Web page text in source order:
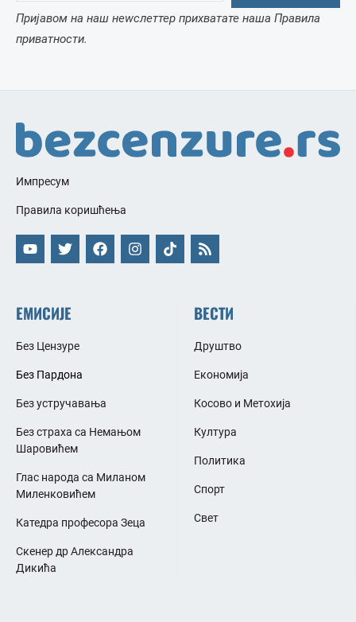
Пријавом на наш неwслеттер прихватате наша Правила
приватности.
Импресум
Правила коришћења
ЕМИСИЈЕ
Без Цензуре
Без Пардона
Без устручавања
Без страха са Немањом
Шаровићем
Глас народа са Миланом
Миленковићем
Катедра професора Зеца
Скенер др Александра
Дикића
ВЕСТИ
Друштво
Економија
Косово и Метохија
Култура
Политика
Спорт
Свет